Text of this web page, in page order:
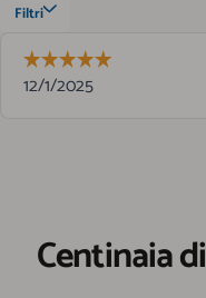
Centinaia